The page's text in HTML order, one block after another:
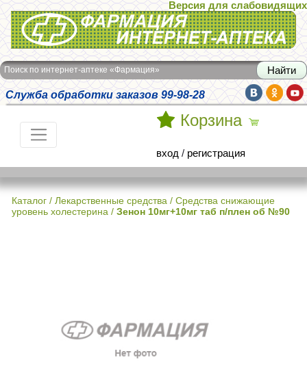
Интернет-аптека Фармация
Версия для слабовидящих
Поиск по интернет-аптеке «Фармация»
Служба обработки заказов 99-98-28
Корзина
вход / регистрация
Каталог / Лекарственные средства / Средства снижающие
уровень холестерина / Зенон 10мг+10мг таб п/плен об №90